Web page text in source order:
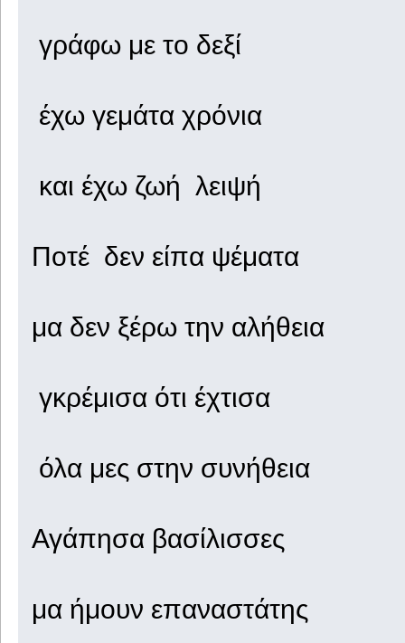
γράφω με το δεξί
έχω γεμάτα χρόνια
και έχω ζωή λειψή
Ποτέ δεν είπα ψέματα
μα δεν ξέρω την αλήθεια
γκρέμισα ότι έχτισα
όλα μες στην συνήθεια
Αγάπησα βασίλισσες
μα ήμουν επαναστάτης